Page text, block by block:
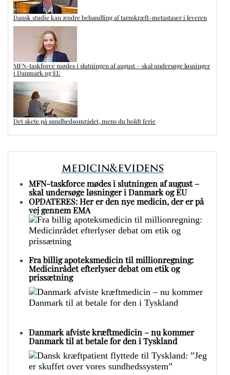
Dansk studie kan ændre behandling af tarmkræft-metastaser i leveren
MFN-taskforce mødes i slutningen af august – skal undersøge løsninger
i Danmark og EU
Det skete på sundhedsområdet, mens du holdt ferie
MFN-taskforce mødes i slutningen af august –
skal undersøge løsninger i Danmark og EU
OPDATERES: Her er den nye medicin, der er på
vej gennem EMA
Fra billig apoteksmedicin til millionregning:
Medicinrådet efterlyser debat om etik og
prissætning
Danmark afviste kræftmedicin – nu kommer
Danmark til at betale for den i Tyskland